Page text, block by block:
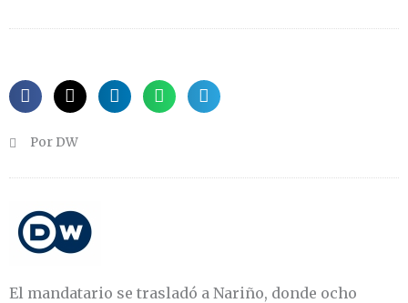
Por DW
El mandatario se trasladó a Nariño, donde ocho